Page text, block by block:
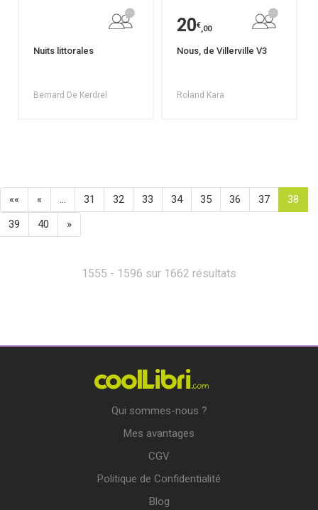
Nuits littorales
Bernard De Kerdrel
20€,00
Nous, de Villerville V3
Roland Kara
«« « … 31 32 33 34 35 36 37
38
39
40 »
1555 - 1596 sur 1662 résultats
Qui sommes-nous ?
Mes avantages
CGV
Politique de Confidentialité
Blog